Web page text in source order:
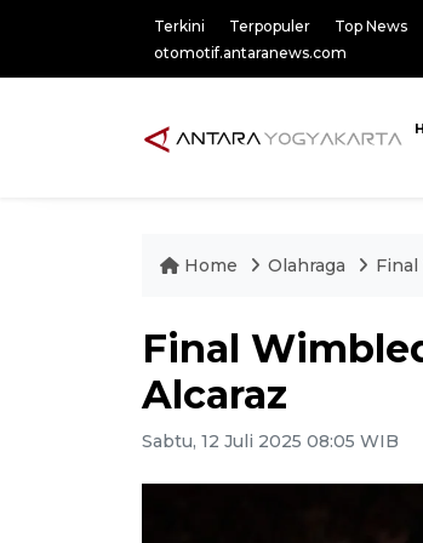
Terkini Terpopuler Top News
otomotif.antaranews.com
Home Olahraga
Final
Alcaraz
Sabtu, 12 Juli 2025 08:05 WIB